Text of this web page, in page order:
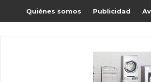
Quiénes somos Publicidad